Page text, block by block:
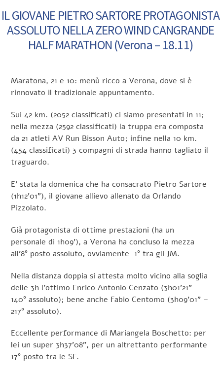
IL GIOVANE PIETRO SARTORE PROTAGONISTA
ASSOLUTO NELLA ZERO WIND CANGRANDE
HALF MARATHON (Verona – 18.11)
Maratona, 21 e 10: menù ricco a Verona, dove si è
rinnovato il tradizionale appuntamento.
Sui 42 km. (2052 classificati) ci siamo presentati in 11;
nella mezza (2592 classificati) la truppa era composta
da 21 atleti AV Run Bisson Auto; infine nella 10 km.
(454 classificati) 3 compagni di strada hanno tagliato il
traguardo.
E’ stata la domenica che ha consacrato Pietro Sartore
(1h12’01”), il giovane allievo allenato da Orlando
Pizzolato.
Già protagonista di ottime prestazioni (ha un
personale di 1h09’), a Verona ha concluso la mezza
all’8° posto assoluto, ovviamente 1° tra gli JM.
Nella distanza doppia si attesta molto vicino alla soglia
delle 3h l’ottimo Enrico Antonio Cenzato (3h01’21” –
140° assoluto); bene anche Fabio Centomo (3h09’01” –
217° assoluto).
Eccellente performance di Mariangela Boschetto: per
lei un super 3h37’08”, per un altrettanto performante
17° posto tra le SF.